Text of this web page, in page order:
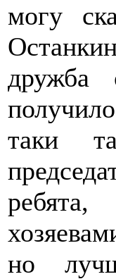
могу
дружба
таки
но